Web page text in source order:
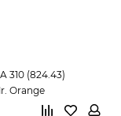
310 (824.43)
Orаnge